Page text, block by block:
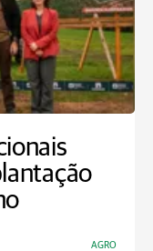
AGRO